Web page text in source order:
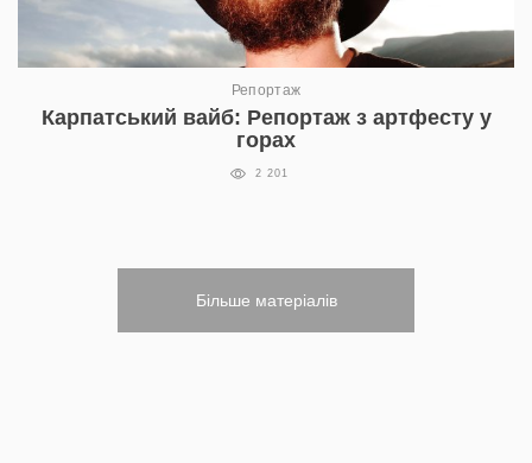
Репортаж
Карпатський вайб: Репортаж з артфесту у
горах
2 201
Більше матеріалів